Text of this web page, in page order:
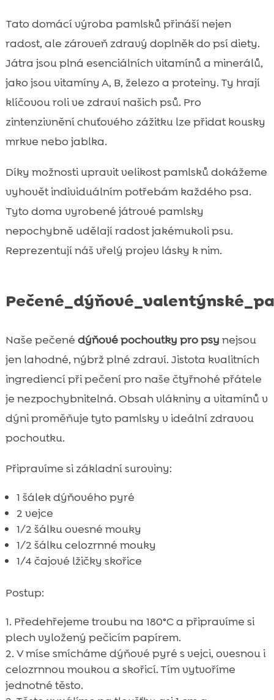
Tato domácí výroba pamlsků přináší nejen
radost, ale zároveň zdravý doplněk do psí diety.
Játra jsou plná esenciálních vitamínů a minerálů,
jako jsou vitamíny A, B, železo a proteiny. Ty hrají
klíčovou roli ve zdraví našich psů. Pro
zintenzivnění chuťového zážitku lze přidat kousky
mrkve nebo jablka.
Díky možnosti upravit velikost pamlsků dokážeme
vyhovět individuálním potřebám každého psa.
Tyto doma vyrobené játrové pamlsky
nepochybně udělají radost jakémukoli psu.
Reprezentují náš vřelý projev lásky k nim.
Naše pečené dýňové pochoutky pro psy nejsou
jen lahodné, nýbrž plné zdraví. Jistota kvalitních
ingrediencí při pečení pro naše čtyřnohé přátele
je nezpochybnitelná. Obsah vlákniny a vitamínů v
dýni proměňuje tyto pamlsky v ideální zdravou
pochoutku.
Připravíme si základní suroviny:
1 šálek dýňového pyré
2 vejce
1/2 šálku ovesné mouky
1/2 šálku celozrnné mouky
1/4 čajové lžičky skořice
Postup:
Předehřejeme troubu na 180°C a připravíme si
plech vyložený pečicím papírem.
V míse smícháme dýňové pyré s vejci, ovesnou i
celozrnnou moukou a skořicí. Tím vytvoříme
jednotné těsto.